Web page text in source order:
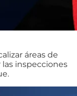
áreas de
inspecciones